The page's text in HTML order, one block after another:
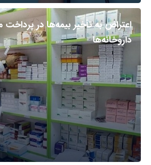
اعتراض به تأخیر بیمه‌ها در پرداخت
داروخانه‌ها